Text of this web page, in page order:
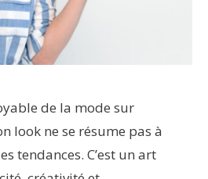
de la mode sur
look ne se résume pas à
tendances. C’est un art